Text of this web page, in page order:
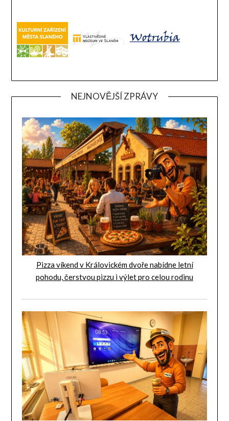
NEJNOVĚJŠÍ ZPRÁVY
Pizza víkend v Královickém dvoře nabídne letní
pohodu, čerstvou pizzu i výlet pro celou rodinu